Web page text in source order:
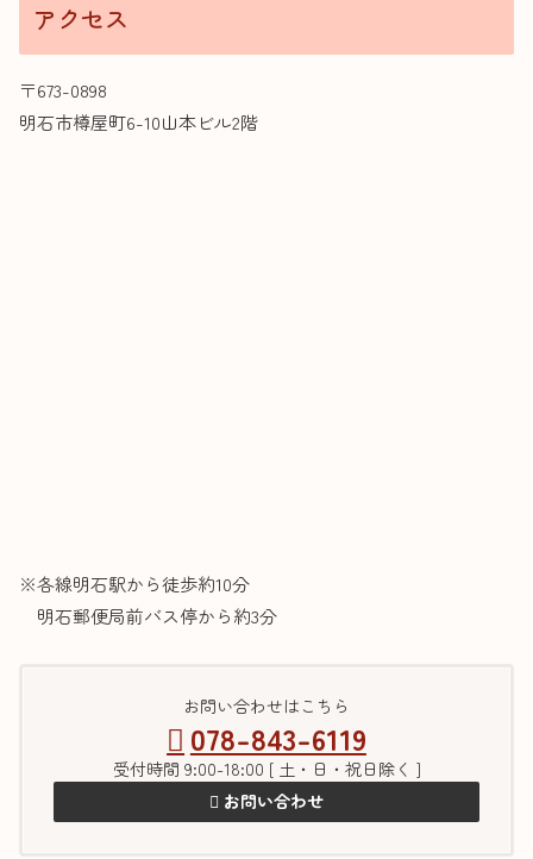
アクセス
〒673-0898
明石市樽屋町6-10山本ビル2階
※各線明石駅から徒歩約10分
明石郵便局前バス停から約3分
お問い合わせはこちら
078-843-6119
受付時間 9:00-18:00 [ 土・日・祝日除く ]
お問い合わせ